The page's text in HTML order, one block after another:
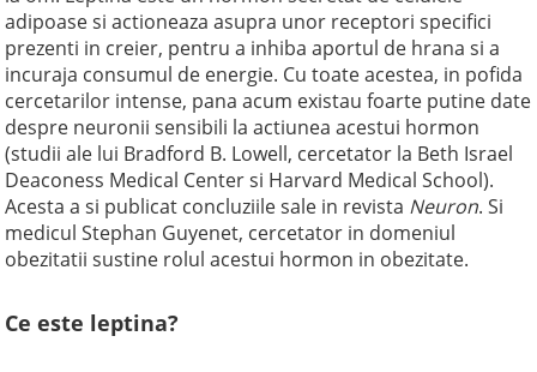
adipoase si actioneaza asupra unor receptori specifici
prezenti in creier, pentru a inhiba aportul de hrana si a
incuraja consumul de energie. Cu toate acestea, in pofida
cercetarilor intense, pana acum existau foarte putine date
despre neuronii sensibili la actiunea acestui hormon
(studii ale lui Bradford B. Lowell, cercetator la Beth Israel
Deaconess Medical Center si Harvard Medical School).
Acesta a si publicat concluziile sale in revista Neuron. Si
medicul Stephan Guyenet, cercetator in domeniul
obezitatii sustine rolul acestui hormon in obezitate.
Ce este leptina?